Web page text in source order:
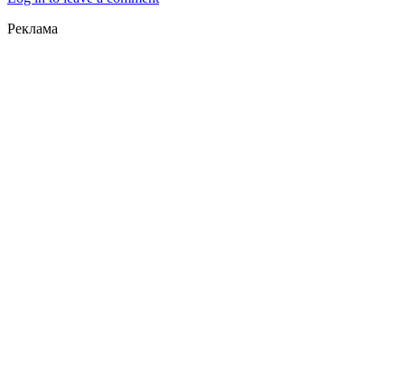
Реклама